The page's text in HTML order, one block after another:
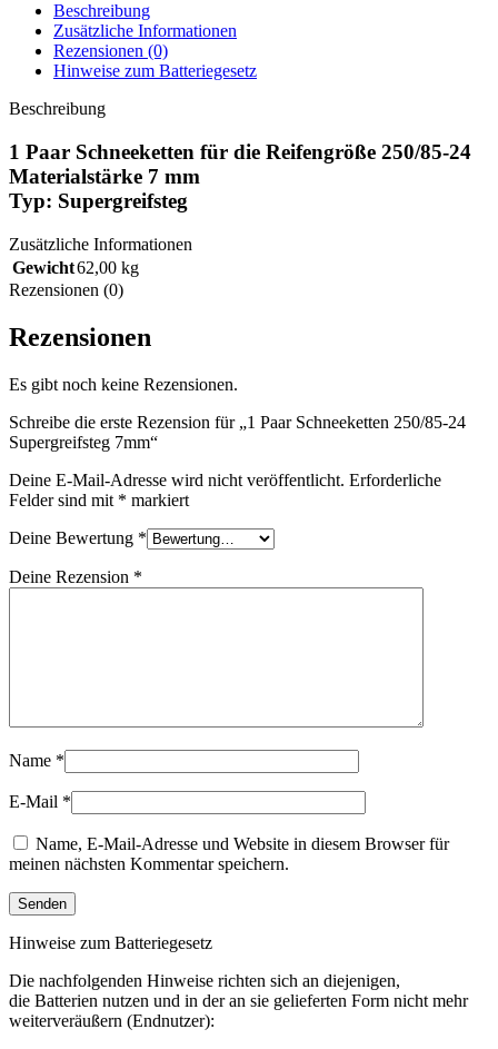
Beschreibung
Zusätzliche Informationen
Rezensionen (0)
Hinweise zum Batteriegesetz
Beschreibung
1 Paar Schneeketten für die Reifengröße 250/85-24
Materialstärke 7 mm
Typ: Supergreifsteg
Zusätzliche Informationen
Gewicht62,00 kg
Rezensionen (0)
Rezensionen
Es gibt noch keine Rezensionen.
Schreibe die erste Rezension für „1 Paar Schneeketten 250/85-24
Supergreifsteg 7mm“
Deine E-Mail-Adresse wird nicht veröffentlicht. Erforderliche
Felder sind mit * markiert
Deine Bewertung *
Deine Rezension *
Name *
E-Mail *
Name, E-Mail-Adresse und Website in diesem Browser für
meinen nächsten Kommentar speichern.
Hinweise zum Batteriegesetz
Die nachfolgenden Hinweise richten sich an diejenigen,
die Batterien nutzen und in der an sie gelieferten Form nicht mehr
weiterveräußern (Endnutzer):